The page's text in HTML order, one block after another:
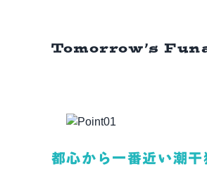
Tomorrow’s
都心から一番近い潮干